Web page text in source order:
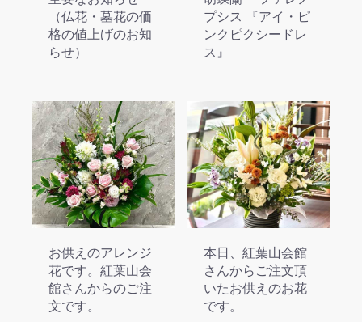
（仏花・墓花の価
格の値上げのお知
らせ）
プシス 『アイ・ピ
ンクピクシードレ
ス』
お供えのアレンジ
花です。紅葉山会
館さんからのご注
文です。
本日、紅葉山会館
さんからご注文頂
いたお供えのお花
です。